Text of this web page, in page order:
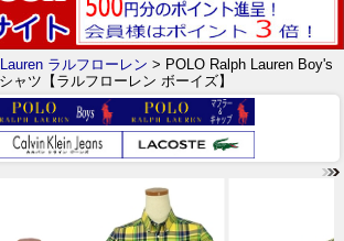
ラルフローレン > POLO Ralph Lauren Boy's
ャツ【ラルフローレン ボーイズ】